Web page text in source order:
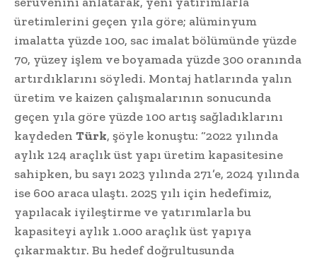
üretimlerini geçen yıla göre; alüminyum
imalatta yüzde 100, sac imalat bölümünde yüzde
70, yüzey işlem ve boyamada yüzde 300 oranında
artırdıklarını söyledi. Montaj hatlarında yalın
üretim ve kaizen çalışmalarının sonucunda
geçen yıla göre yüzde 100 artış sağladıklarını
kaydeden Türk, şöyle konuştu: “2022 yılında
aylık 124 araçlık üst yapı üretim kapasitesine
sahipken, bu sayı 2023 yılında 271’e, 2024 yılında
ise 600 araca ulaştı. 2025 yılı için hedefimiz,
yapılacak iyileştirme ve yatırımlarla bu
kapasiteyi aylık 1.000 araçlık üst yapıya
çıkarmaktır. Bu hedef doğrultusunda